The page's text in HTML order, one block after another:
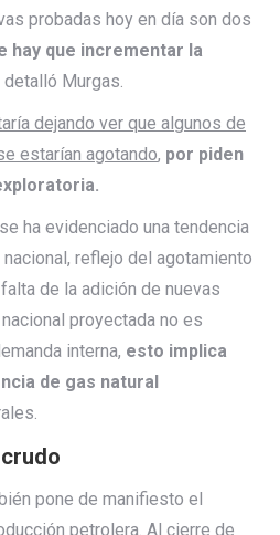
probadas hoy en día son dos
hay que incrementar la
detalló Murgas.
dejando ver que algunos de
estarían agotando, por piden
ha evidenciado una tendencia
reflejo del agotamiento
de la adición de nuevas
proyectada no es
interna, esto implica
de gas natural
pone de manifiesto el
petrolera. Al cierre de